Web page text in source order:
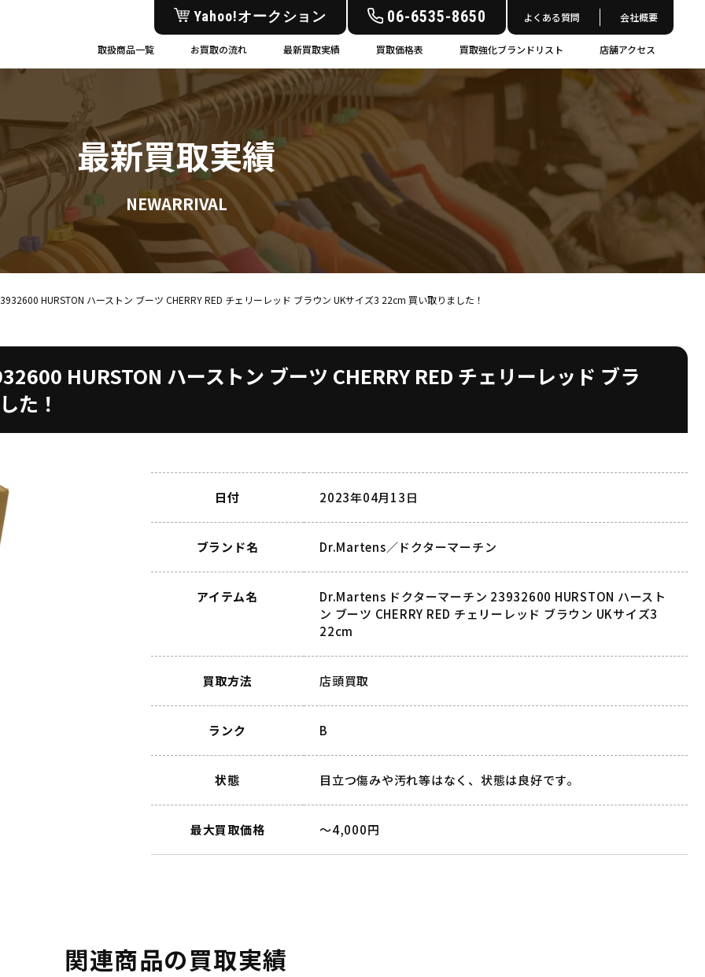
Yahoo!オークション 06-6535-8650 よくある質問 会社概要
取扱商品一覧 お買取の流れ 最新買取実績 買取価格表 買取強化ブランドリスト 店舗アクセス
最新買取実績
NEWARRIVAL
HURSTON ハーストン ブーツ CHERRY RED チェリーレッド ブラウン UKサイズ3 22cm 買い取りました！
HURSTON ハーストン ブーツ CHERRY RED チェリーレッド ブラ
た！
日付 2023年04月13日
ブランド名 Dr.Martens／ドクターマーチン
アイテム名
Dr.Martens ドクターマーチン 23932600 HURSTON ハースト
ン ブーツ CHERRY RED チェリーレッド ブラウン UKサイズ3
22cm
買取方法 店頭買取
ランク B
状態 目立つ傷みや汚れ等はなく、状態は良好です。
最大買取価格 ～4,000円
関連商品の買取実績